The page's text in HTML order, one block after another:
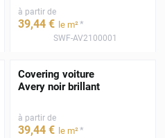
à partir de
39,44 € le m²*
SWF-AV2100001
Covering voiture
Avery noir brillant
à partir de
39,44 € le m²*